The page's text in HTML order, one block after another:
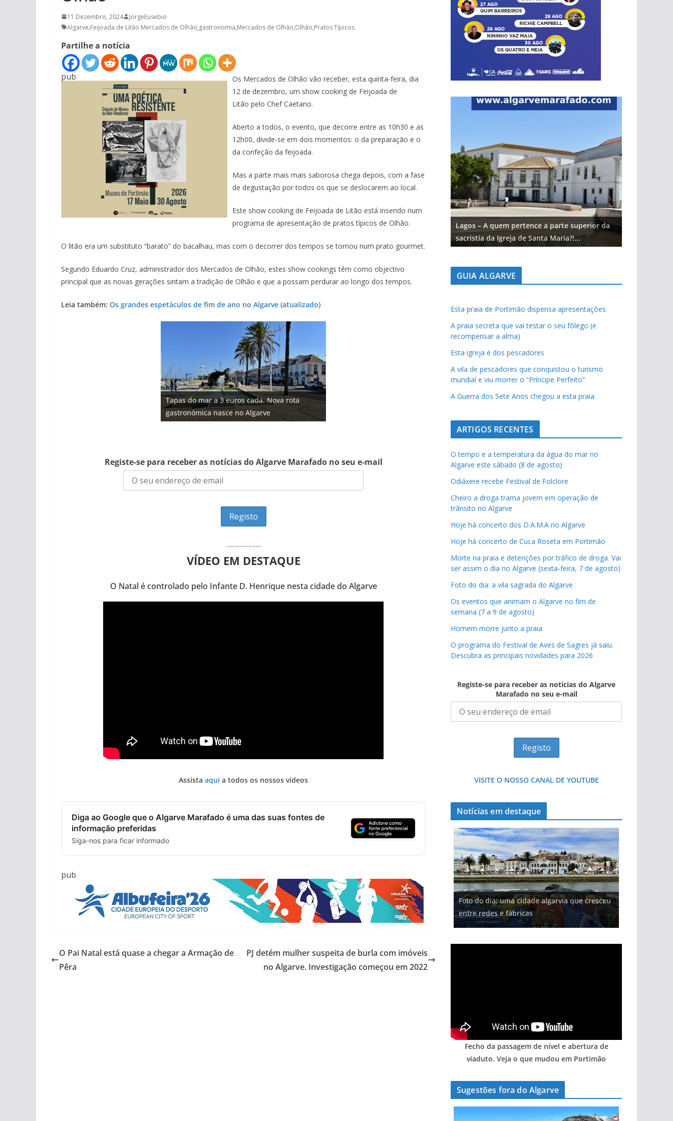
11 Dezembro, 2024
JorgeEusebio
Algarve,Feijoada de Litão Mercados de Olhão,gastronomia,Mercados de Olhão,Olhão,Pratos Típicos
Partilhe a notícia
pub
Os Mercados de Olhão vão receber, esta quinta-feira, dia
12 de dezembro, um show cooking de Feijoada de
Litão pelo Chef Caetano.
Aberto a todos, o evento, que decorre entre as 10h30 e as
12h00, divide-se em dois momentos: o da preparação e o
da confeção da feijoada.
Mas a parte mais mais saborosa chega depois, com a fase
de degustação por todos os que se deslocarem ao local.
Este show cooking de Feijoada de Litão está inserido num
programa de apresentação de pratos típicos de Olhão.
O litão era um substituto “barato” do bacalhau, mas com o decorrer dos tempos se tornou num prato gourmet.
Segundo Eduardo Cruz, administrador dos Mercados de Olhão, estes show cookings têm como objectivo
principal que as novas gerações sintam a tradição de Olhão e que a possam perdurar ao longo dos tempos.
Leia também: Os grandes espetáculos de fim de ano no Algarve (atualizado)
Tapas do mar a 3 euros cada. Nova rota
gastronómica nasce no Algarve
Projeto milionário: investimento de 108
milhões de euros na construção de dois
hotéis (com vídeo)
Tempestades roubam areia de praias e põem
arribas em risco no Algarve (com vídeo)
Milagre da água. Fontes emblemáticas do
Algarve voltam a ter vida (com vídeo)
Foto do dia: uma cidade algarvia que cresceu
entre redes e fábricas
Registe-se para receber as notícias do Algarve Marafado no seu e-mail
……………….
VÍDEO EM DESTAQUE
O Natal é controlado pelo Infante D. Henrique nesta cidade do Algarve
Assista aqui a todos os nossos vídeos
Diga ao Google que o Algarve Marafado é uma das suas fontes de
informação preferidas
Siga-nos para ficar informado
pub
O Pai Natal está quase a chegar a Armação de
Pêra
PJ detém mulher suspeita de burla com imóveis
no Algarve. Investigação começou em 2022
Lagos – A quem pertence a parte superior da
Lagos – A quem pertence a parte superior da
sacristia da Igreja de Santa Maria?!…
GUIA ALGARVE
Esta praia de Portimão dispensa apresentações
A praia secreta que vai testar o seu fôlego (e
recompensar a alma)
Esta igreja é dos pescadores
A vila de pescadores que conquistou o turismo
mundial e viu morrer o “Príncipe Perfeito”
A Guerra dos Sete Anos chegou a esta praia
ARTIGOS RECENTES
O tempo e a temperatura da água do mar no
Algarve este sábado (8 de agosto)
Odiáxere recebe Festival de Folclore
Cheiro a droga trama jovem em operação de
trânsito no Algarve
Hoje há concerto dos D.A.M.A no Algarve
Hoje há concerto de Cuca Roseta em Portimão
Morte na praia e detenções por tráfico de droga. Vai
ser assim o dia no Algarve (sexta-feira, 7 de agosto)
Foto do dia: a vila sagrada do Algarve
Os eventos que animam o Algarve no fim de
semana (7 a 9 de agosto)
Homem morre junto a praia
O programa do Festival de Aves de Sagres já saiu.
Descubra as principais novidades para 2026
Registe-se para receber as notícias do Algarve
Marafado no seu e-mail
VISITE O NOSSO CANAL DE YOUTUBE
Notícias em destaque
Foto do dia: uma cidade algarvia que cresceu
entre redes e fábricas
Fecho da passagem de nível e abertura de
viaduto. Veja o que mudou em Portimão
Sugestões fora do Algarve